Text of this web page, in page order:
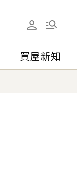
買屋新知